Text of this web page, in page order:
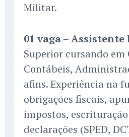
Militar.
01 vaga – Assistente
Superior cursando em
Contábeis,
afins. Experiência na
obrigações fiscais,
impostos,
declarações (SPED,